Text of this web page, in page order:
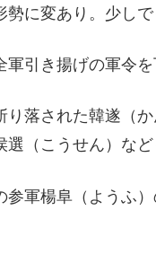
勢に変あり。少し
軍引き揚げの軍令を
り落された韓遂（
選（こうせん）な
参軍楊阜（ようふ